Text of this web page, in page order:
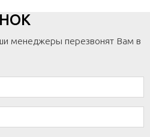
менеджеры перезвонят Вам в